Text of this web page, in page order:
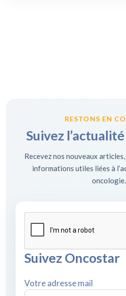
RESTONS EN
Suivez
Recevez nos nouveaux
informations utiles liées à
oncologie.
Suivez Oncostar
Votre adresse mail